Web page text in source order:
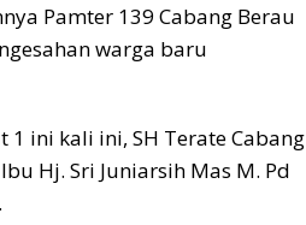
Pamter 139 Cabang Berau
warga baru
ini kali ini, SH Terate Cabang
Hj. Sri Juniarsih Mas M. Pd